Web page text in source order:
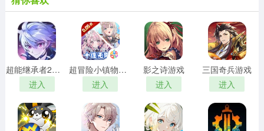
超能继承者2游戏
进入
超冒险小镇物语2游戏
进入
影之诗游戏
进入
三国奇兵游戏
进入